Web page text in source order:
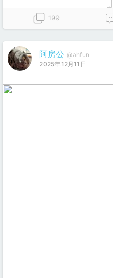
199
阿房公 @ahfun
2025年12月11日